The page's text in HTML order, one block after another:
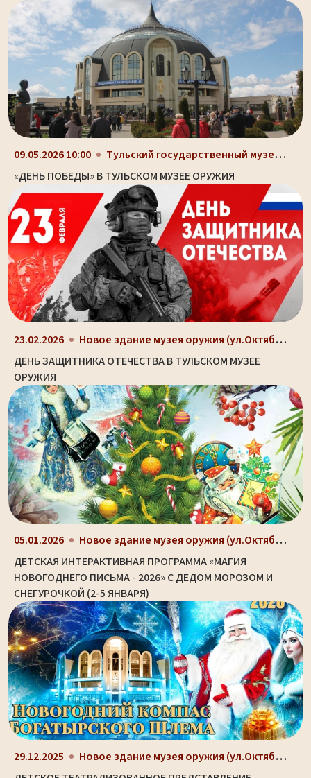
09.05.2026 10:00 Тульский государственный музей оружия, здание-шлем...
«ДЕНЬ ПОБЕДЫ» В ТУЛЬСКОМ МУЗЕЕ ОРУЖИЯ
23.02.2026 Новое здание музея оружия (ул.Октябрьская, д. 2)
ДЕНЬ ЗАЩИТНИКА ОТЕЧЕСТВА В ТУЛЬСКОМ МУЗЕЕ
ОРУЖИЯ
05.01.2026 Новое здание музея оружия (ул.Октябрьская, д. 2)
ДЕТСКАЯ ИНТЕРАКТИВНАЯ ПРОГРАММА «МАГИЯ
НОВОГОДНЕГО ПИСЬМА - 2026» С ДЕДОМ МОРОЗОМ И
СНЕГУРОЧКОЙ (2-5 ЯНВАРЯ)
29.12.2025 Новое здание музея оружия (ул.Октябрьская, д. 2)